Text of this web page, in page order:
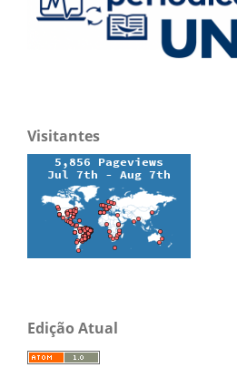
Visitantes
Edição Atual